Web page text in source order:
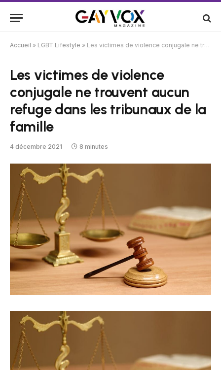
Accueil » LGBT Lifestyle » Les victimes de violence conjugale ne trouvent aucun refuge dans les tribunaux de la famille
Les victimes de violence
conjugale ne trouvent aucun
refuge dans les tribunaux de la
famille
4 décembre 2021 8 minutes